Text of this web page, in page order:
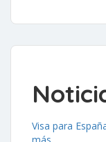
Visa para